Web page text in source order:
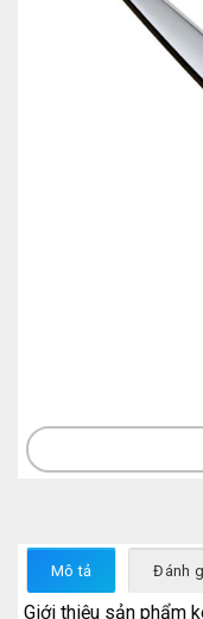
Mô tả Đánh
Giới thiệu sản phẩm